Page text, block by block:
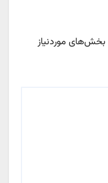
بخش‌های موردنیاز